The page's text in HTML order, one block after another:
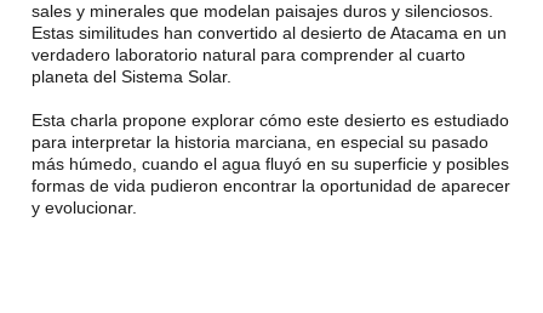
sales y minerales que modelan paisajes duros y silenciosos.
Estas similitudes han convertido al desierto de Atacama en un
verdadero laboratorio natural para comprender al cuarto
planeta del Sistema Solar.
Esta charla propone explorar cómo este desierto es estudiado
para interpretar la historia marciana, en especial su pasado
más húmedo, cuando el agua fluyó en su superficie y posibles
formas de vida pudieron encontrar la oportunidad de aparecer
y evolucionar.